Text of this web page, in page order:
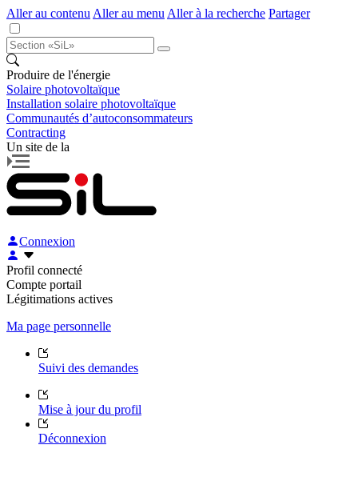
Aller au contenu Aller au menu Aller à la recherche Partager
Produire de l'énergie
Solaire photovoltaïque
Installation solaire photovoltaïque
Communautés d’autoconsommateurs
Contracting
Un site de la
Connexion
Profil connecté
Compte portail
Légitimations actives
Ma page personnelle
Suivi des demandes
Mise à jour du profil
Déconnexion